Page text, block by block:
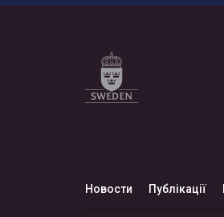
Новости Публікації